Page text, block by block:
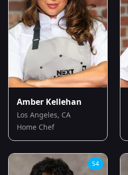
Amber Kellehan
Los Angeles, CA
Home Chef
S4